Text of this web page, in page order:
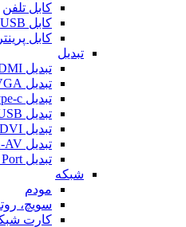
کابل تلفن
کابل USB
کابل پرینتر
تبدیل
تبدیل HDMI
تبدیل VGA
تبدیل type-c
تبدیل USB به LAN
تبدیل DVI
تبدیل RCA-AV
تبدیل Display Port
شبکه
مودم
سویچ،
کارت